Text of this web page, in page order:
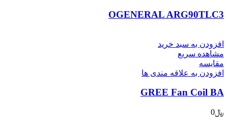
OGENERAL ARG90TLC3
افزودن به سبد خرید
مشاهده سریع
مقایسه
افزودن به علاقه مندی ها
GREE Fan Coil BA
﷼0